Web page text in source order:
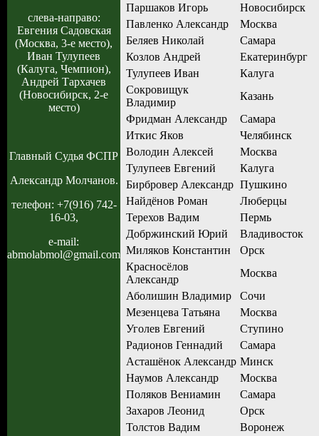
слева-направо:
Евгения Садовская
(Москва, 3-е место),
Иван Тулупеев
(Калуга, Чемпион),
Андрей Тархачев
(Новосибирск, 2-е
место)
Главный Судья ФСПР
Александр Молчанов.
телефон: +7(916) 742-
16-03,
e-mail:
abmolabmol@gmail.com
Паршаков Игорь
Новосибирск
Павленко Александр
Москва
Беляев Николай
Самара
Козлов Андрей
Екатеринбург
Тулупеев Иван
Калуга
Сокровищук
Владимир
Казань
Фридман Александр
Самара
Иткис Яков
Челябинск
Володин Алексей
Москва
Тулупеев Евгений
Калуга
Бирбровер Александр Пушкино
Найдёнов Роман
Люберцы
Терехов Вадим
Пермь
Добржинский Юрий
Владивосток
Миляков Константин
Орск
Красносёлов
Александр
Москва
Аболишин Владимир
Сочи
Мезенцева Татьяна
Москва
Уголев Евгений
Ступино
Радионов Геннадий
Самара
Асташёнок Александр Минск
Наумов Александр
Москва
Поляков Вениамин
Самара
Захаров Леонид
Орск
Толстов Вадим
Воронеж